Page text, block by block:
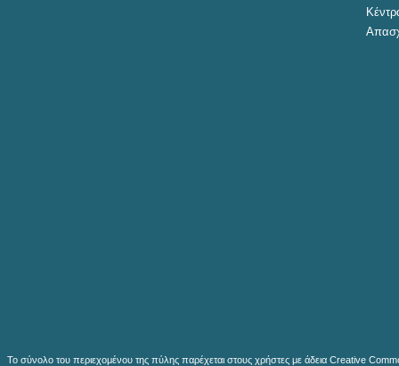
Το σύνολο του περιεχομένου της πύλης παρέχεται στους χρήστες με άδεια Creative